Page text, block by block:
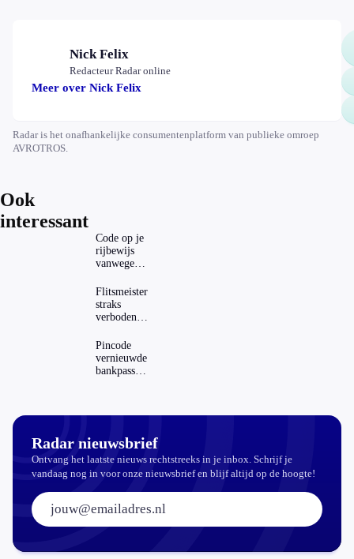
Nick Felix
Redacteur Radar online
Meer over Nick Felix
Radar is het onafhankelijke consumentenplatform van publieke omroep
AVROTROS.
Ook
interessant
Code op je
rijbewijs
vanwege
autisme?
Zo
verwijder
Flitsmeister
straks
verboden?
regels in
Nederland
en het
buitenland
Pincode
vernieuwde
bankpassen
Radar nieuwsbrief
Ontvang het laatste nieuws rechtstreeks in je inbox. Schrijf je
vandaag nog in voor onze nieuwsbrief en blijf altijd op de hoogte!
E-mailadres: